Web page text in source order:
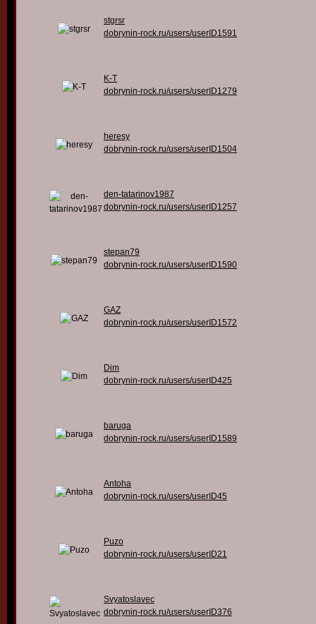
stgrsr
dobrynin-rock.ru/users/userID1591
K-T
dobrynin-rock.ru/users/userID1279
heresy
dobrynin-rock.ru/users/userID1504
den-tatarinov1987
dobrynin-rock.ru/users/userID1257
stepan79
dobrynin-rock.ru/users/userID1590
GAZ
dobrynin-rock.ru/users/userID1572
Dim
dobrynin-rock.ru/users/userID425
baruga
dobrynin-rock.ru/users/userID1589
Antoha
dobrynin-rock.ru/users/userID45
Puzo
dobrynin-rock.ru/users/userID21
Svyatoslavec
dobrynin-rock.ru/users/userID376